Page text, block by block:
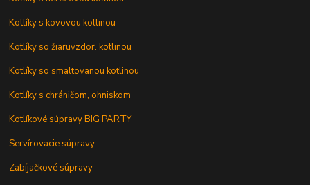
Kotlíky s kovovou kotlinou
Kotlíky so žiaruvzdor. kotlinou
Kotlíky so smaltovanou kotlinou
Kotlíky s chráničom, ohniskom
Kotlíkové súpravy BIG PARTY
Servírovacie súpravy
Zabíjačkové súpravy